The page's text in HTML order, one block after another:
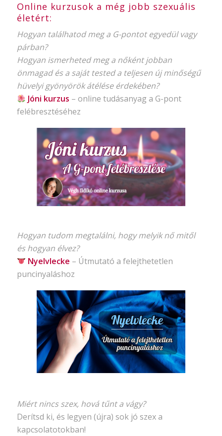
Online kurzusok a még jobb szexuális
életért:
Hogyan találhatod meg a G-pontot egyedül vagy
párban?
Hogyan ismerheted meg a nőként jobban
önmagad és a saját tested a teljesen új minőségű
hüvelyi gyönyörök átélése érdekében?
Jóni kurzus – online tudásanyag a G-pont
felébresztéséhez
Hogyan tudom megtalálni, hogy melyik nő mitől
és hogyan élvez?
Nyelvlecke – Útmutató a felejthetetlen
puncinyaláshoz
Miért nincs szex, hová tűnt a vágy?
Derítsd ki, és legyen (újra) sok jó szex a
kapcsolatotokban!